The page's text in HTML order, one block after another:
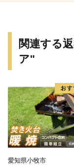
関連する
ア"
愛知県小牧市